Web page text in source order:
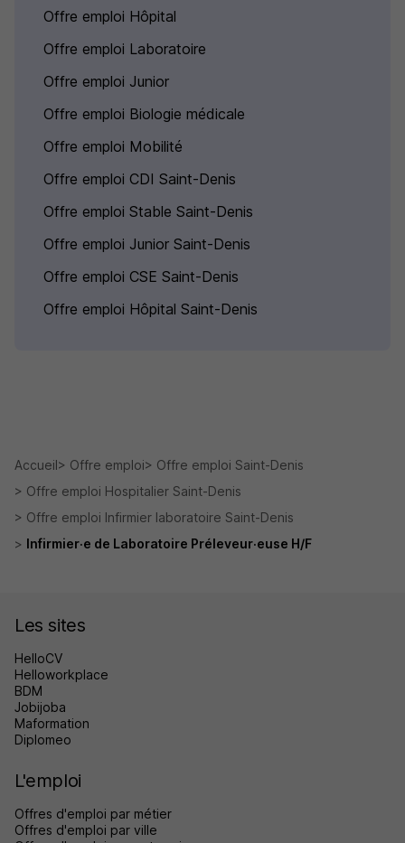
Offre emploi Hôpital
Offre emploi Laboratoire
Offre emploi Junior
Offre emploi Biologie médicale
Offre emploi Mobilité
Offre emploi CDI Saint-Denis
Offre emploi Stable Saint-Denis
Offre emploi Junior Saint-Denis
Offre emploi CSE Saint-Denis
Offre emploi Hôpital Saint-Denis
Accueil Offre emploi
Offre emploi Saint-Denis
Offre emploi Hospitalier Saint-Denis
Offre emploi Infirmier laboratoire Saint-Denis
Infirmier·e de Laboratoire Préleveur·euse H/F
Les sites
HelloCV
Helloworkplace
BDM
Jobijoba
Maformation
Diplomeo
L'emploi
Offres d'emploi par métier
Offres d'emploi par ville